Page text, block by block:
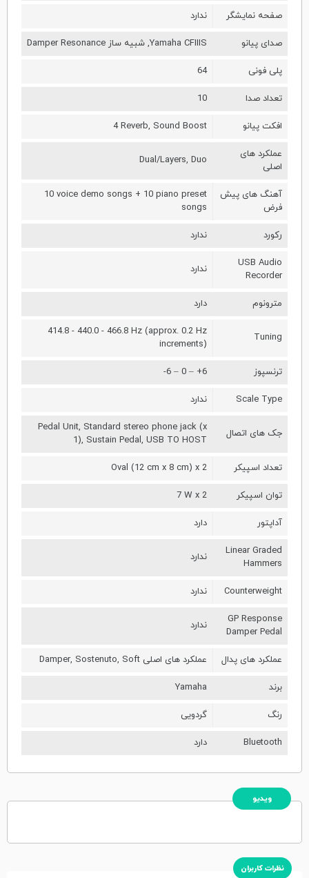
صفحه نمایشگر ندارد
صدای پیانو Yamaha CFIIIS, شبیه ساز Damper Resonance
پلی فونی 64
تعداد صدا 10
افکت پیانو 4 Reverb, Sound Boost
عملکرد های
اصلی
Dual/Layers, Duo
آهنگ های پیش
فرض
10 voice demo songs + 10 piano preset
songs
رکورد ندارد
USB Audio
Recorder
ندارد
مترونوم دارد
Tuning
414.8 - 440.0 - 466.8 Hz (approx. 0.2 Hz
increments)
ترنسپوز -6 – 0 – +6
Scale Type ندارد
جک های اتصال
Pedal Unit, Standard stereo phone jack (x
1), Sustain Pedal, USB TO HOST
تعداد اسپیکر Oval (12 cm x 8 cm) x 2
توان اسپیکر 7 W x 2
آداپتور دارد
Linear Graded
Hammers
ندارد
Counterweight ندارد
GP Response
Damper Pedal
ندارد
عملکرد های پدال عملکرد های اصلی Damper, Sostenuto, Soft
برند Yamaha
رنگ گردویی
Bluetooth دارد
ویدیو
نظرات کاربران